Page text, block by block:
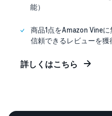
能）
商品1点をAmazon Vine
信頼できるレビューを獲
詳しくはこちら